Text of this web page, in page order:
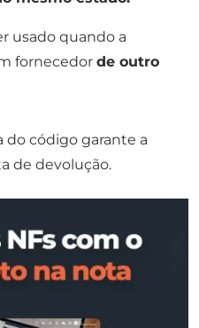
usado quando a
fornecedor de outro
do código garante a
de devolução.